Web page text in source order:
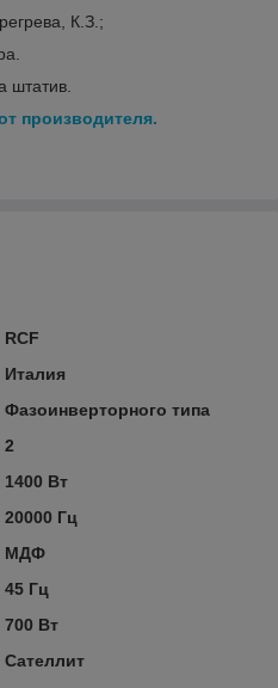
К.З.;
штатив.
производителя.
RCF
Италия
Фазоинверторного типа
2
1400 Вт
20000 Гц
МДФ
45 Гц
700 Вт
Сателлит